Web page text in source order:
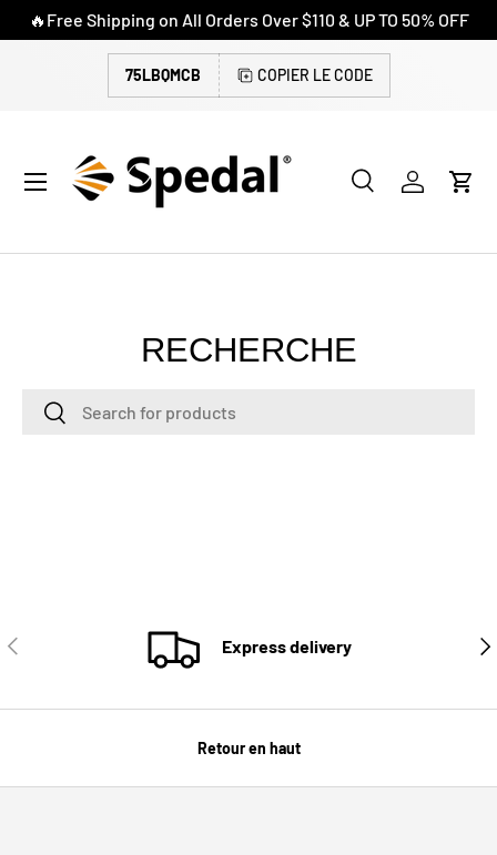
ALLER AU CONTENU
🔥Free Shipping on All Orders Over $110 & UP TO 50% OFF
75LBQMCB COPIER LE CODE
Recherche
Recherche
Se
Menu
RECHERCHE
Recherche
Rechercher
PRÉCÉDENT Express delivery
Retour en haut